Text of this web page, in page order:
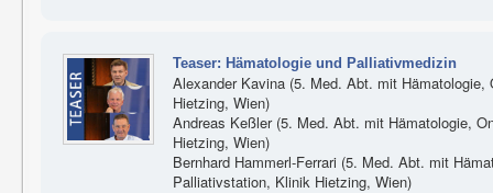
Teaser: Hämatologie und Palliativmedizin
Alexander Kavina (5. Med. Abt. mit
Hietzing, Wien)
Andreas Keßler (5. Med. Abt. mit Hämatologie,
Hietzing, Wien)
Bernhard Hammerl-Ferrari (5. Med. Abt. mit
Palliativstation, Klinik Hietzing, Wien)